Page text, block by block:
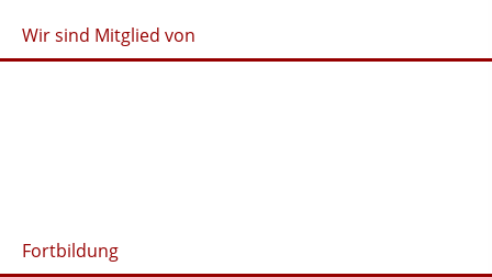
Wir sind Mitglied von
Fortbildung